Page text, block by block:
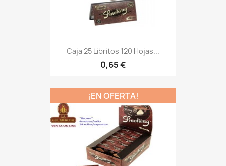
Caja 25 Libritos 120 Hojas...
0,65 €
¡EN OFERTA!